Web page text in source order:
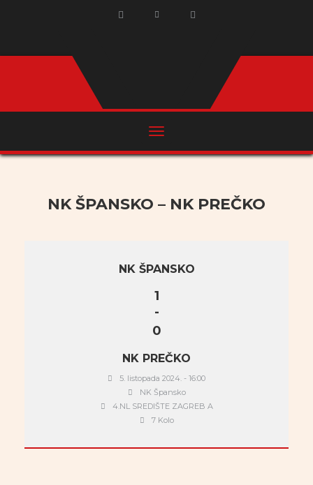
NK ŠPANSKO – NK PREČKO
NK ŠPANSKO
1
-
0
NK PREČKO
5. listopada 2024. - 16:00
NK Špansko
4.NL SREDIŠTE ZAGREB A
7 Kolo